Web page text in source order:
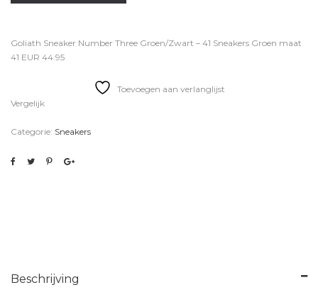
Goliath Sneaker Number Three Groen/Zwart – 41 Sneakers Groen maat
41 EUR 44.95
Toevoegen aan verlanglijst
Vergelijk
Categorie: Sneakers
Beschrijving